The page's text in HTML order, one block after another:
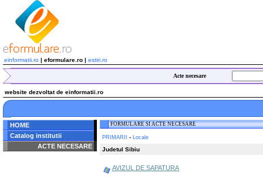
einformatii.ro | eformulare.ro | estiri.ro
Acte necesare
website dezvoltat de einformatii.ro
HOME
Catalog institutii
ACTE NECESARE
/home/eformulare.ro/public_html/navigare/stanga.php
FORMULARE SI ACTE NECESARE
PRIMARII - Locale
Judetul Sibiu
AVIZUL DE SAPATURA